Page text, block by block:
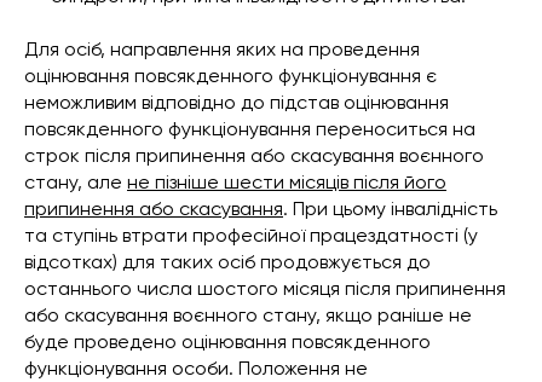
Для осіб, направлення яких на проведення
оцінювання повсякденного функціонування є
неможливим відповідно до підстав оцінювання
повсякденного функціонування переноситься на
строк після припинення або скасування воєнного
стану, але не пізніше шести місяців після його
припинення або скасування. При цьому інвалідність
та ступінь втрати професійної працездатності (у
відсотках) для таких осіб продовжується до
останнього числа шостого місяця після припинення
або скасування воєнного стану, якщо раніше не
буде проведено оцінювання повсякденного
функціонування особи. Положення не